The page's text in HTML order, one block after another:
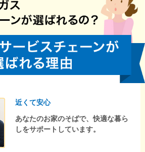
近くて安心
あなたのお家のそばで、快適な暮ら
しをサポートしています。